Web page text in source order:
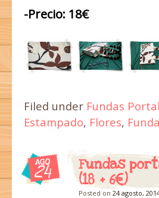
-Precio: 18€
Filed under Fundas
Estampado, Flores, Funda
AGO
24
Fundas
(18 + 6€)
Posted on 24 agosto,